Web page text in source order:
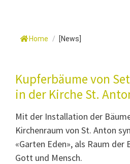
Home / [News]
Kupferbäume von
in der Kirche St.
Mit der Installation der
Kirchenraum von St. Anton
«Garten Eden», als Raum der
Gott und Mensch.